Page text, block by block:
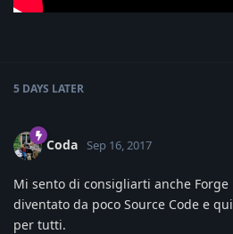
5 DAYS LATER
Coda Sep 16, 2017
Mi sento di consigliarti anche
diventato da poco Source Code e
per tutti.